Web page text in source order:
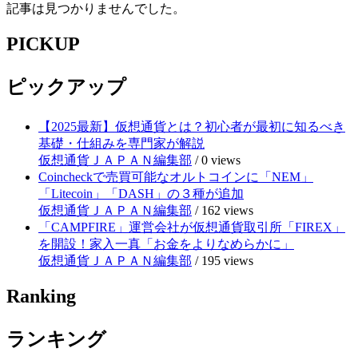
記事は見つかりませんでした。
PICKUP
ピックアップ
【2025最新】仮想通貨とは？初心者が最初に知るべき
基礎・仕組みを専門家が解説
仮想通貨ＪＡＰＡＮ編集部 /0 views
Coincheckで売買可能なオルトコインに「NEM」
「Litecoin」「DASH」の３種が追加
仮想通貨ＪＡＰＡＮ編集部 / 162 views
「CAMPFIRE」運営会社が仮想通貨取引所「FIREX」
を開設！家入一真「お金をよりなめらかに」
仮想通貨ＪＡＰＡＮ編集部 / 195 views
Ranking
ランキング